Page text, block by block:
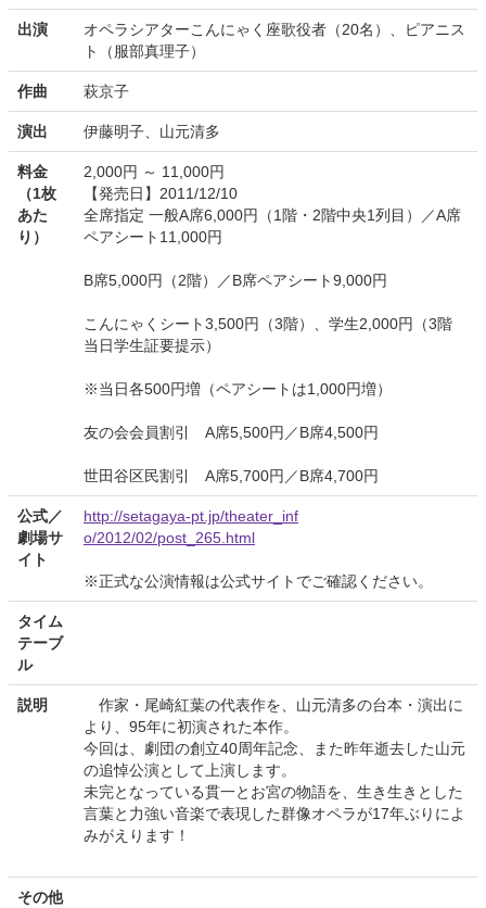
出演
オペラシアターこんにゃく座歌役者（20名）、ピアニス
ト（服部真理子）
作曲 萩京子
演出 伊藤明子、山元清多
料金
（1枚
あた
り）
2,000円 ～ 11,000円
【発売日】2011/12/10
全席指定 一般A席6,000円（1階・2階中央1列目）／A席
ペアシート11,000円
B席5,000円（2階）／B席ペアシート9,000円
こんにゃくシート3,500円（3階）、学生2,000円（3階
当日学生証要提示）
※当日各500円増（ペアシートは1,000円増）
友の会会員割引 A席5,500円／B席4,500円
世田谷区民割引 A席5,700円／B席4,700円
公式／
劇場サ
イト
http://setagaya-pt.jp/theater_inf
o/2012/02/post_265.html
※正式な公演情報は公式サイトでご確認ください。
タイム
テーブ
ル
説明
作家・尾崎紅葉の代表作を、山元清多の台本・演出に
より、95年に初演された本作。
今回は、劇団の創立40周年記念、また昨年逝去した山元
の追悼公演として上演します。
未完となっている貫一とお宮の物語を、生き生きとした
言葉と力強い音楽で表現した群像オペラが17年ぶりによ
みがえります！
その他